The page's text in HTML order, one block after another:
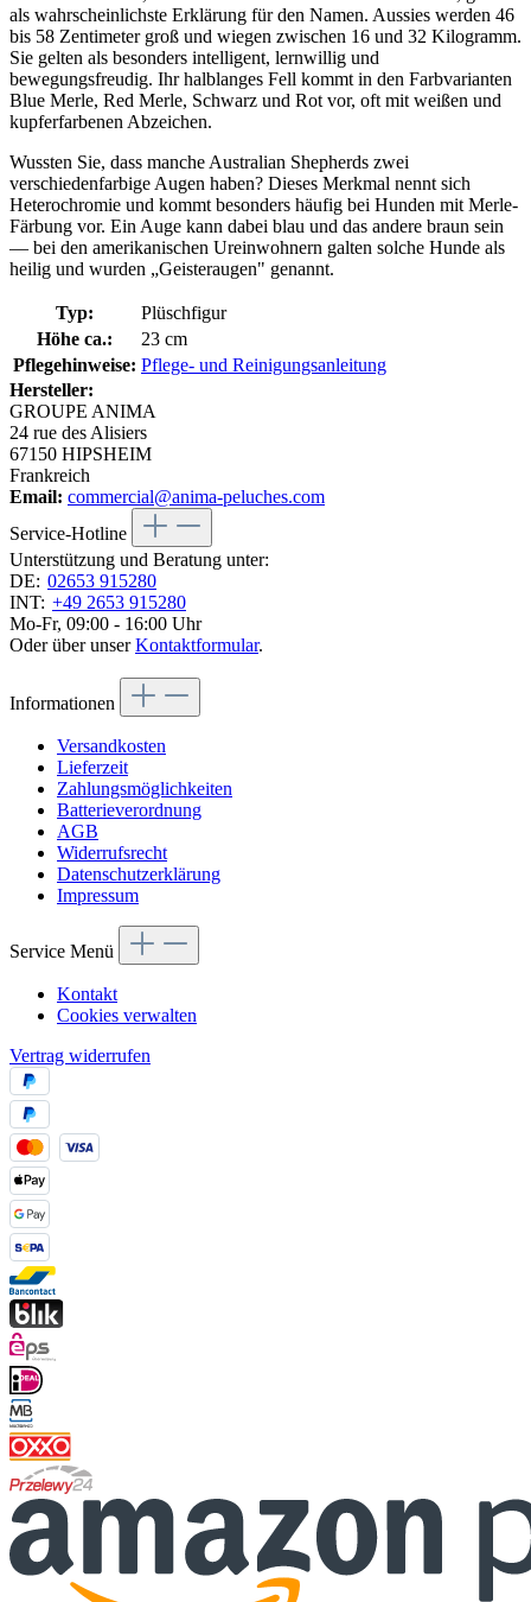
als wahrscheinlichste Erklärung für den Namen. Aussies werden 46
bis 58 Zentimeter groß und wiegen zwischen 16 und 32 Kilogramm.
Sie gelten als besonders intelligent, lernwillig und
bewegungsfreudig. Ihr halblanges Fell kommt in den Farbvarianten
Blue Merle, Red Merle, Schwarz und Rot vor, oft mit weißen und
kupferfarbenen Abzeichen.
Wussten Sie, dass manche Australian Shepherds zwei
verschiedenfarbige Augen haben? Dieses Merkmal nennt sich
Heterochromie und kommt besonders häufig bei Hunden mit Merle-
Färbung vor. Ein Auge kann dabei blau und das andere braun sein
— bei den amerikanischen Ureinwohnern galten solche Hunde als
heilig und wurden „Geisteraugen" genannt.
Typ:
Plüschfigur
Höhe ca.:
23 cm
Pflegehinweise: Pflege- und Reinigungsanleitung
Hersteller:
GROUPE ANIMA
24 rue des Alisiers
67150 HIPSHEIM
Frankreich
Email: commercial@anima-peluches.com
Service-Hotline
Unterstützung und Beratung unter:
DE: 02653 915280
INT: +49 2653 915280
Mo-Fr, 09:00 - 16:00 Uhr
Oder über unserKontaktformular.
Informationen
Versandkosten
Lieferzeit
Zahlungsmöglichkeiten
Batterieverordnung
AGB
Widerrufsrecht
Datenschutzerklärung
Impressum
Service Menü
Kontakt
Cookies verwalten
Vertrag widerrufen